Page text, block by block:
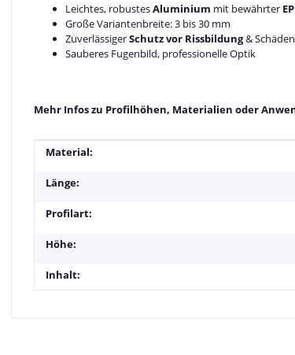
Leichtes, robustesAluminium mit bewährter
Große Variantenbreite: 3 bis 30 mm
ZuverlässigerSchutz vor Rissbildung& Schäden
Sauberes Fugenbild, professionelle Optik
Mehr Infos zu Profilhöhen, Materialien oder
Produkteigenschaft
Wert
Material:
Länge:
Profilart:
Höhe:
Inhalt: